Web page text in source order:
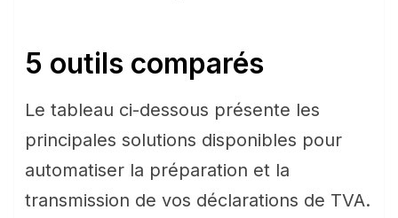
5 outils comparés
Le tableau ci-dessous présente les
principales solutions disponibles pour
automatiser la préparation et la
transmission de vos déclarations de TVA.